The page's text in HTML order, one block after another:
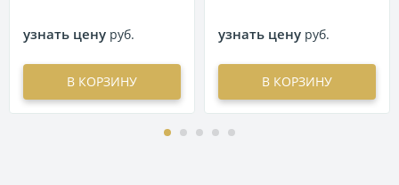
узнать цену руб.
В КОРЗИНУ
узнать цену руб.
В КОРЗИНУ